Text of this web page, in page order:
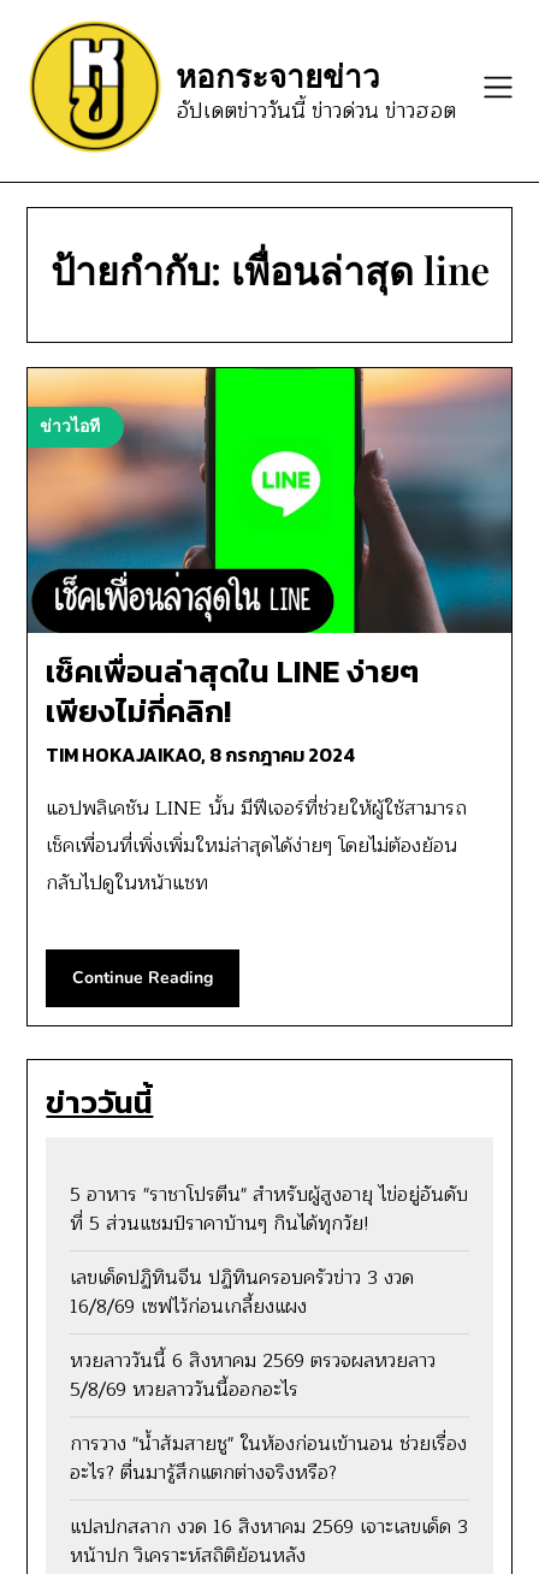
content
หอกระจายข่าว
อัปเดตข่าววันนี้ ข่าวด่วน ข่าวฮอต
ป้ายกำกับ: เพื่อนล่าสุด line
ข่าวไอที
เช็คเพื่อนล่าสุดใน LINE ง่ายๆ
เพียงไม่กี่คลิก!
TIM HOKAJAIKAO,8 กรกฎาคม 2024
แอปพลิเคชัน LINE นั้น มีฟีเจอร์ที่ช่วยให้ผู้ใช้สามารถ
เช็คเพื่อนที่เพิ่งเพิ่มใหม่ล่าสุดได้ง่ายๆ โดยไม่ต้องย้อน
กลับไปดูในหน้าแชท
Continue Reading
ข่าววันนี้
5 อาหาร "ราชาโปรตีน" สำหรับผู้สูงอายุ ไข่อยู่อันดับ
ที่ 5 ส่วนแชมป์ราคาบ้านๆ กินได้ทุกวัย!
เลขเด็ดปฏิทินจีน ปฏิทินครอบครัวข่าว 3 งวด
16/8/69 เซฟไว้ก่อนเกลี้ยงแผง
หวยลาววันนี้ 6 สิงหาคม 2569 ตรวจผลหวยลาว
5/8/69 หวยลาววันนี้ออกอะไร
การวาง "น้ำส้มสายชู" ในห้องก่อนเข้านอน ช่วยเรื่อง
อะไร? ตื่นมารู้สึกแตกต่างจริงหรือ?
แปลปกสลาก งวด 16 สิงหาคม 2569 เจาะเลขเด็ด 3
หน้าปก วิเคราะห์สถิติย้อนหลัง